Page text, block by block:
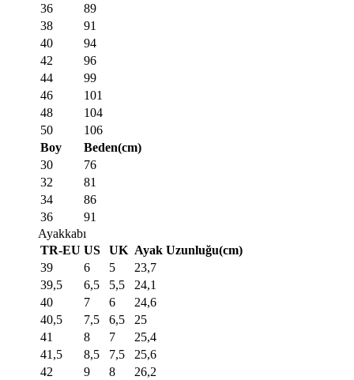
36
89
38
91
40
94
42
96
44
99
46
101
48
104
50
106
Boy
Beden(cm)
30
76
32
81
34
86
36
91
Ayakkabı
TR-EU US UK Ayak Uzunluğu(cm)
39
6 5
23,7
39,5
6,5 5,5
24,1
40
7 6
24,6
40,5
7,5 6,5
25
41
8 7
25,4
41,5
8,5 7,5
25,6
42
9 8
26,2